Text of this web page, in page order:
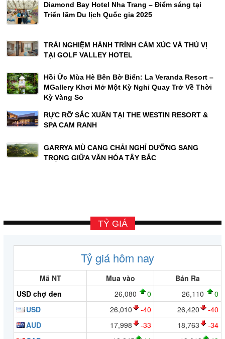
Diamond Bay Hotel Nha Trang – Điểm sáng tại
Triển lãm Du lịch Quốc gia 2025
TRẢI NGHIỆM HÀNH TRÌNH CẢM XÚC VÀ THÚ VỊ
TẠI GOLF VALLEY HOTEL
Hồi Ức Mùa Hè Bên Bờ Biển: La Veranda Resort –
MGallery Khơi Mở Một Kỳ Nghỉ Quay Trở Về Thời
Kỳ Vàng So
RỰC RỠ SẮC XUÂN TẠI THE WESTIN RESORT &
SPA CAM RANH
GARRYA MÙ CANG CHẢI NGHỈ DƯỠNG SANG
TRỌNG GIỮA VĂN HÓA TÂY BẮC
TỶ GIÁ